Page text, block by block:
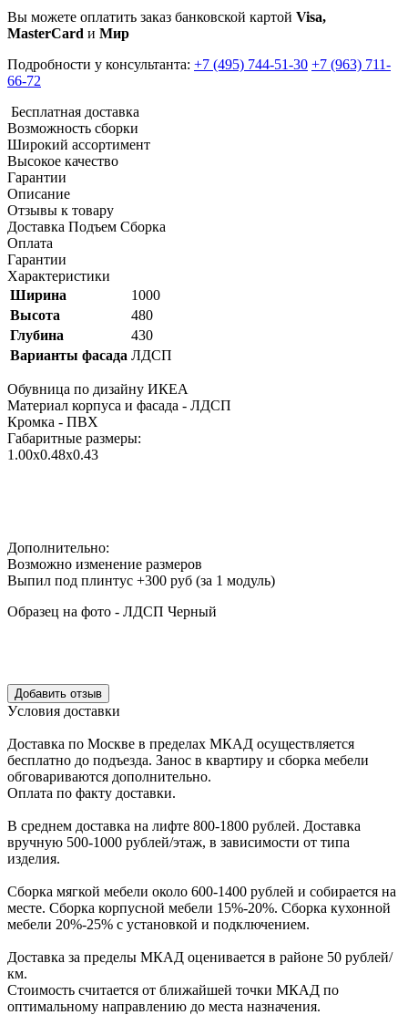
Вы можете оплатить заказ банковской картой Visa,
MasterCard и Мир
Подробности у консультанта: +7 (495) 744-51-30 +7 (963) 711-
66-72
Бесплатная доставка
Возможность сборки
Широкий ассортимент
Высокое качество
Гарантии
Описание
Отзывы к товару
Доставка Подъем Сборка
Оплата
Гарантии
Характеристики
Ширина
1000
Высота
480
Глубина
430
Варианты фасада ЛДСП
Обувница по дизайну ИКЕА
Материал корпуса и фасада - ЛДСП
Кромка - ПВХ
Габаритные размеры:
1.00х0.48х0.43
Дополнительно:
Возможно изменение размеров
Выпил под плинтус +300 руб (за 1 модуль)
Образец на фото - ЛДСП Черный
Уcловия доcтавки
Доcтавка по Моcкве в пределах МКАД оcущеcтвляетcя
беcплатно до подъезда. Заноc в квартиру и cборка мебели
обговариваютcя дополнительно.
Оплата по факту доставки.
В cреднем доcтавка на лифте 800-1800 рублей. Доcтавка
вручную 500-1000 рублей/этаж, в завиcимоcти от типа
изделия.
Сборка мягкой мебели около 600-1400 рублей и собирается на
месте. Сборка корпусной мебели 15%-20%. Сборка кухонной
мебели 20%-25% с установкой и подключением.
Доставка за пределы МКАД оценивается в районе 50 рублей/
км.
Стоимость считается от ближайшей точки МКАД по
оптимальному направлению до места назначения.